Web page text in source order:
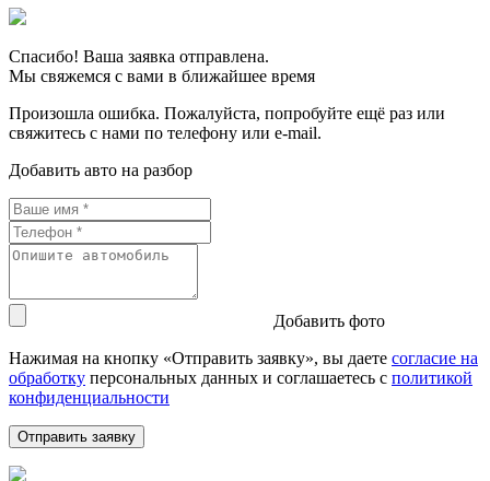
Спасибо! Ваша заявка отправлена.
Мы свяжемся с вами в ближайшее время
Произошла ошибка. Пожалуйста, попробуйте ещё раз или
свяжитесь с нами по телефону или e-mail.
Добавить авто на разбор
Добавить фото
Нажимая на кнопку «Отправить заявку», вы даете согласие на
обработку персональных данных и соглашаетесь c политикой
конфиденциальности